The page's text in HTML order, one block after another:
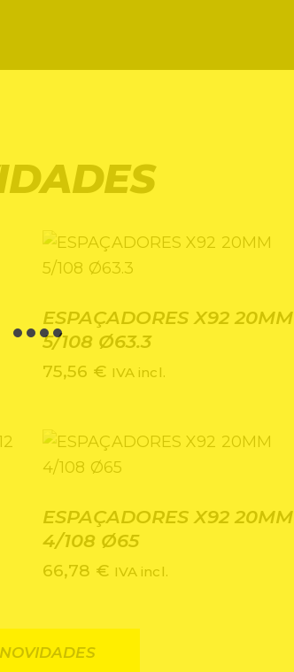
ESPAÇADORES X92 20MM
5/108 Ø63.3
75,56 € IVA incl.
ESPAÇADORES X92 20MM
4/108 Ø65
66,78 € IVA incl.